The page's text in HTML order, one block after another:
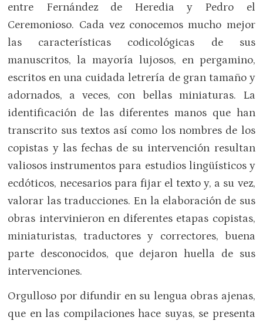
entre Fernández de Heredia y Pedro el
Ceremonioso. Cada vez conocemos mucho mejor
las características codicológicas de sus
manuscritos, la mayoría lujosos, en pergamino,
escritos en una cuidada letrería de gran tamaño y
adornados, a veces, con bellas miniaturas. La
identificación de las diferentes manos que han
transcrito sus textos así como los nombres de los
copistas y las fechas de su intervención resultan
valiosos instrumentos para estudios lingüísticos y
ecdóticos, necesarios para fijar el texto y, a su vez,
valorar las traducciones. En la elaboración de sus
obras intervinieron en diferentes etapas copistas,
miniaturistas, traductores y correctores, buena
parte desconocidos, que dejaron huella de sus
intervenciones.
Orgulloso por difundir en su lengua obras ajenas,
que en las compilaciones hace suyas, se presenta